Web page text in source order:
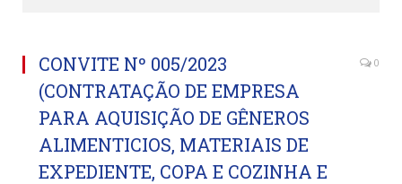
CONVITE Nº 005/2023
(CONTRATAÇÃO DE EMPRESA
PARA AQUISIÇÃO DE GÊNEROS
ALIMENTICIOS, MATERIAIS DE
EXPEDIENTE, COPA E COZINHA E
0